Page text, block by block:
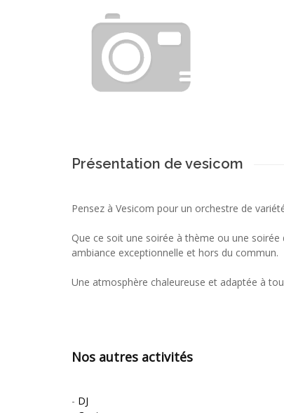
Présentation de vesicom
Pensez à Vesicom pour un orchestre de
Que ce soit une soirée à thème ou une
ambiance exceptionnelle et hors du commun.
Une atmosphère chaleureuse et adaptée à
Nos autres activités
- DJ